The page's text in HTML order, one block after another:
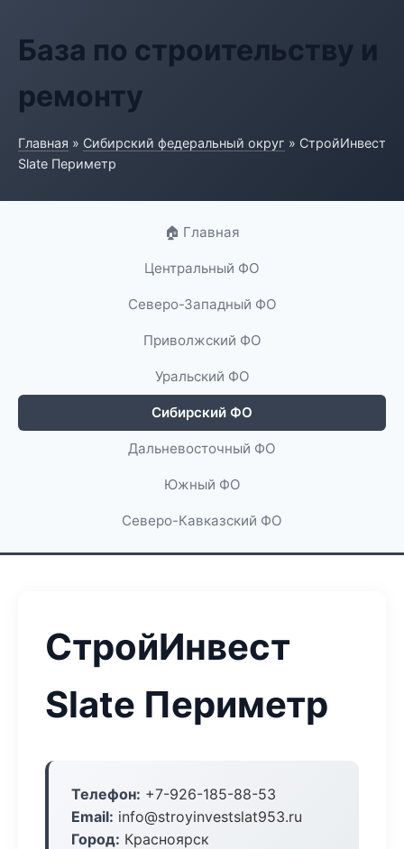
База по строительству и
ремонту
Главная » Сибирский федеральный округ » СтройИнвест
Slate Периметр
🏠 Главная
Центральный ФО
Северо-Западный ФО
Приволжский ФО
Уральский ФО
Сибирский ФО
Дальневосточный ФО
Южный ФО
Северо-Кавказский ФО
СтройИнвест
Slate Периметр
Телефон: +7-926-185-88-53
Email: info@stroyinvestslat953.ru
Город: Красноярск